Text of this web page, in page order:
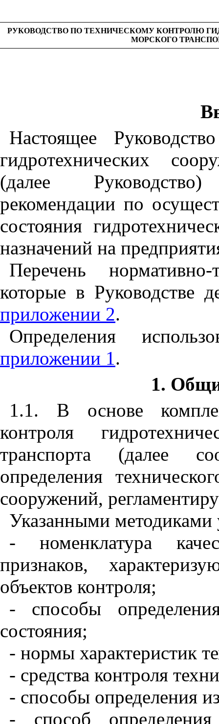
РУКОВОДСТВО ПО ТЕХНИЧЕСКОМУ КОНТРОЛЮ
МОРСКОГО
Настоящее
гидротехнических
(далее
рекомендации по
состояния
назначений на
Перечень
которые в Руководстве
приложении 2.
Определения
приложении 1.
1.
1.1. В основе
контроля
транспорта (далее
определения
сооружений,
Указанными методиками
- номенклатура
признаков,
объектов контроля;
- способы
состояния;
- нормы характеристик
- средства контроля
- способы определения
- способ